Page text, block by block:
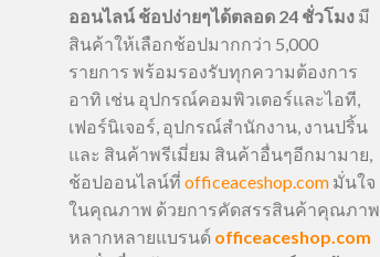
ออนไลน์ ช้อปง่ายๆได้ตลอด 24 ชั่วโมง มี
สินค้าให้เลือกช้อปมากกว่า 5,000
รายการ พร้อมรองรับทุกความต้องการ
อาทิ เช่น อุปกรณ์คอมพิวเตอร์และไอที,
เฟอร์นิเจอร์, อุปกรณ์สำนักงาน, งานปริ้น
และ สินค้าพรีเมี่ยม สินค้าอื่นๆอีกมามาย,
ช้อปออนไลน์ที่ officeaceshop.com มั่นใจ
ในคุณภาพ ด้วยการคัดสรรสินค้าคุณภาพ
หลากหลายแบรนด์ officeaceshop.com